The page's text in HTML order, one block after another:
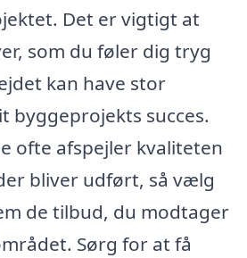
Det er vigtigt at
som du føler dig tryg
kan have stor
byggeprojekts succes.
ofte afspejler kvaliteten
bliver udført, så vælg
de tilbud, du modtager
Sørg for at få